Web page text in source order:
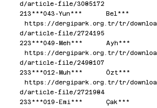
d/article-file/3085172
213***043-Yun*** Bel***
https://dergipark.org.tr/tr/downloa
d/article-file/2724195
223***049-Meh*** Ayh***
https://dergipark.org.tr/tr/downloa
d/article-file/2498107
233***012-Muh*** Özt***
https://dergipark.org.tr/tr/downloa
d/article-file/2721984
233***019-Emi*** Çak***